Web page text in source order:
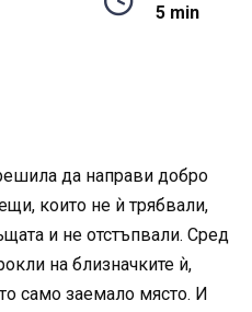
5 min
да направи добро
които не ѝ трябвали,
и не отстъпвали. Сред
на близначките ѝ,
само заемало място. И